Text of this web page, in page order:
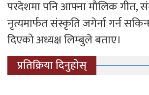
परदेशमा पनि आफ्ना मौलिक गीत,
नृत्यमार्फत संस्कृति जगेर्ना गर्न
दिएको अध्यक्ष लिम्बुले बताए।
प्रतिक्रिया दिनुहोस्